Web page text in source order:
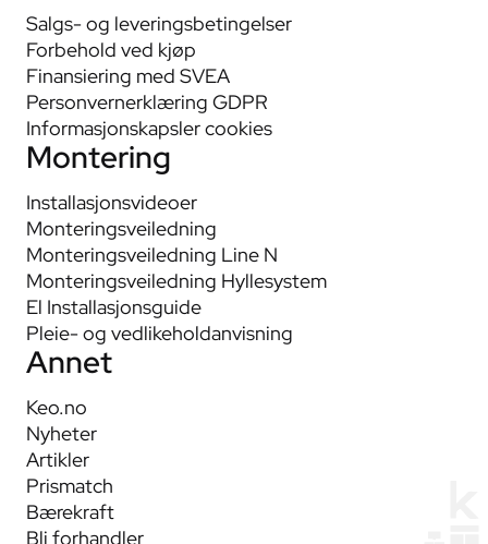
Salgs- og leveringsbetingelser
Forbehold ved kjøp
Finansiering med SVEA
Personvernerklæring GDPR
Informasjonskapsler cookies
Montering
Installasjonsvideoer
Monteringsveiledning
Monteringsveiledning Line N
Monteringsveiledning Hyllesystem
El Installasjonsguide
Pleie- og vedlikeholdanvisning
Annet
Keo.no
Nyheter
Artikler
Prismatch
Bærekraft
Bli forhandler